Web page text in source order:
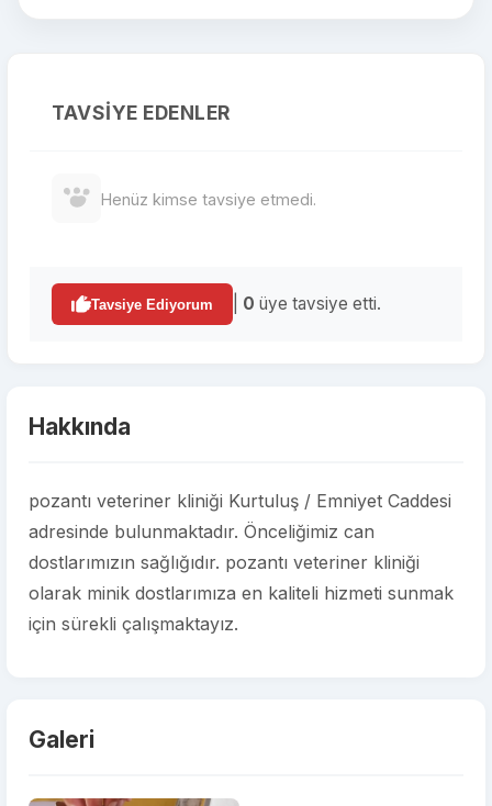
TAVSIYE EDENLER
Henüz kimse tavsiye etmedi.
Tavsiye Ediyorum 0 üye tavsiye etti.
Hakkında
pozantı veteriner kliniği Kurtuluş / Emniyet Caddesi
adresinde bulunmaktadır. Önceliğimiz can
dostlarımızın sağlığıdır. pozantı veteriner kliniği
olarak minik dostlarımıza en kaliteli hizmeti sunmak
için sürekli çalışmaktayız.
Galeri